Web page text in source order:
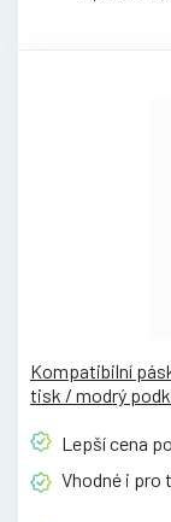
Kompatibilní
tisk / modrý
Lepší cena po
Vhodné i pro